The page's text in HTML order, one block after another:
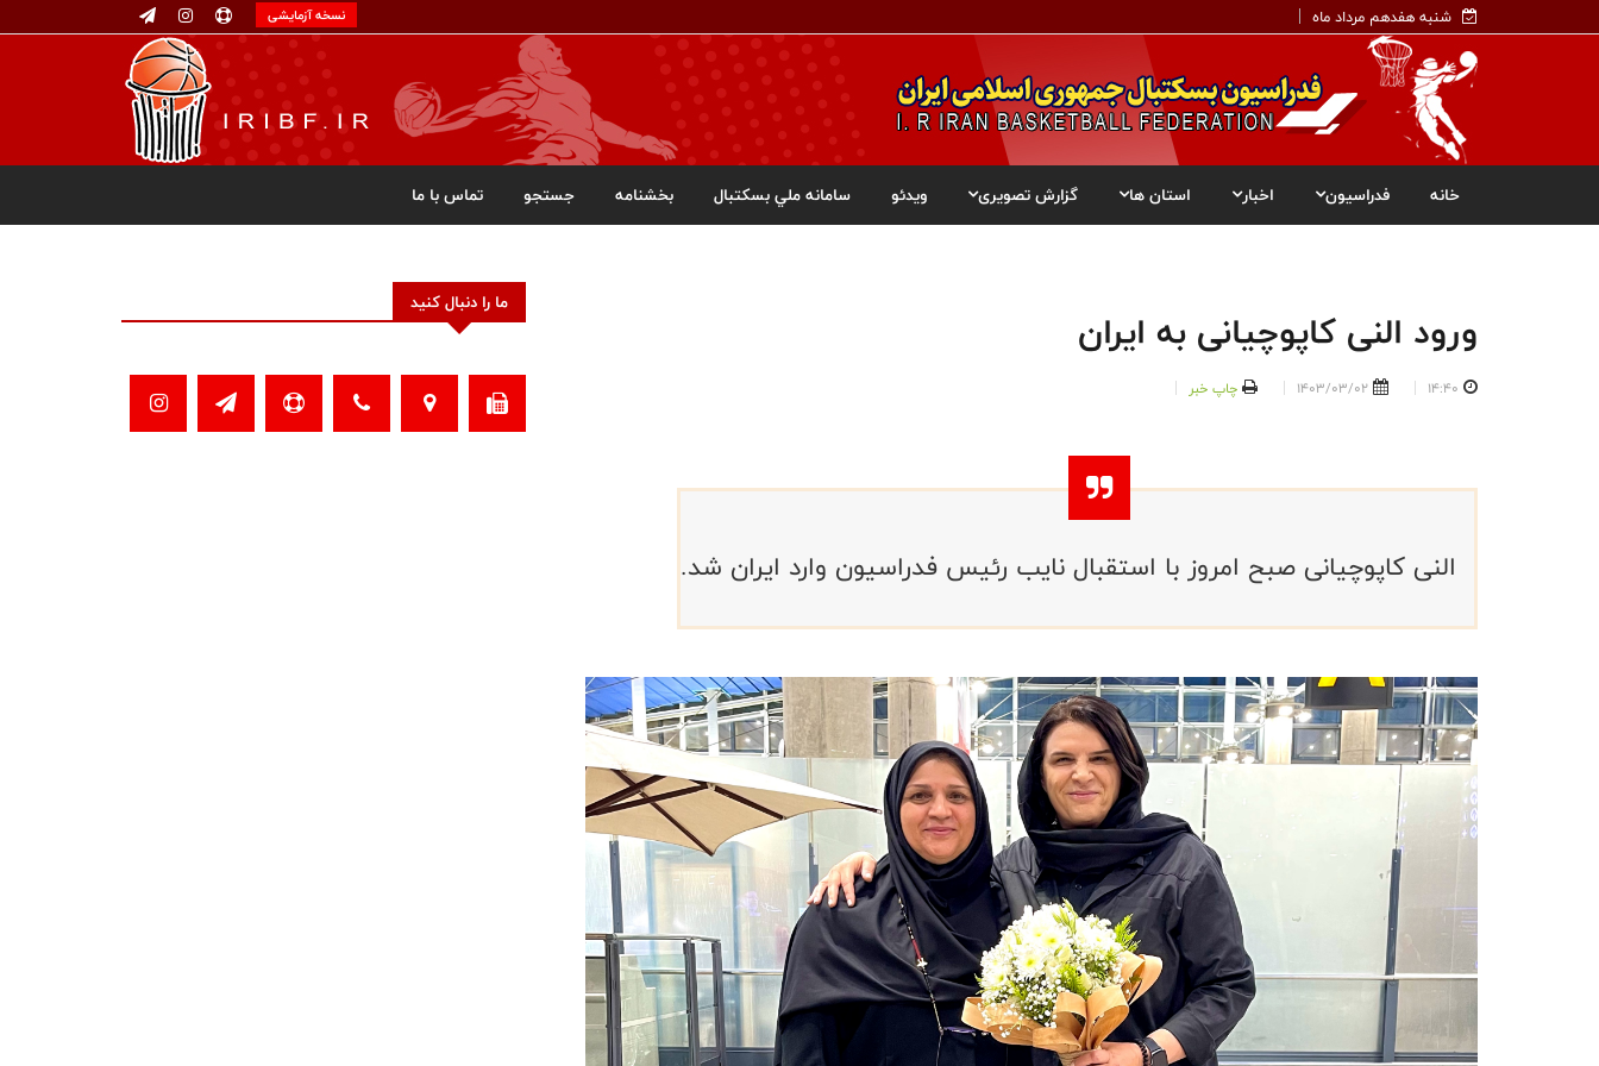
شنبه هفدهم مرداد ماه نسخه آزمایشی
خانه فدراسیون اخبار استان ها گزارش تصویری ویدئو سامانه ملي بسکتبال بخشنامه جستجو تماس با ما
ورود النی کاپوچیانی به ایران
14:40
1403/03/02 چاپ خبر
النی کاپوچیانی صبح امروز با استقبال نایب رئیس فدراسیون وارد ایران شد.
ما را دنبال کنید